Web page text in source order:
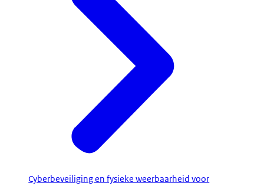
Cyberbeveiliging en fysieke weerbaarheid voor